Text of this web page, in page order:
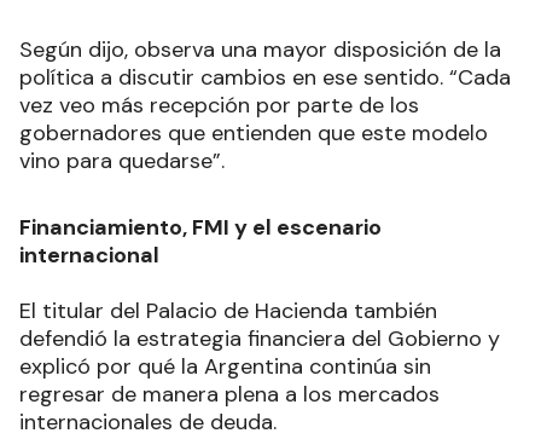
Según dijo, observa una mayor disposición de la
política a discutir cambios en ese sentido. “Cada
vez veo más recepción por parte de los
gobernadores que entienden que este modelo
vino para quedarse”.
Financiamiento, FMI y el escenario
internacional
El titular del Palacio de Hacienda también
defendió la estrategia financiera del Gobierno y
explicó por qué la Argentina continúa sin
regresar de manera plena a los mercados
internacionales de deuda.